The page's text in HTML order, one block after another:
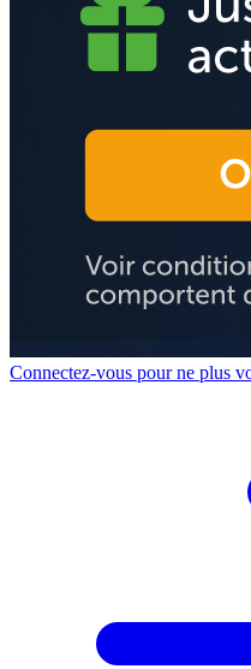
Connectez-vous pour ne plus